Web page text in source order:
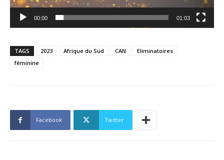
00:00 01:03
TAGS 2023 Afrique du Sud CAN
Eliminatoires
féminine
Facebook Twitter